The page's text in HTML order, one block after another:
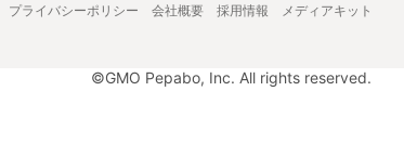
プライバシーポリシー 会社概要 採用情報 メディアキット
©GMO Pepabo, Inc. All rights reserved.